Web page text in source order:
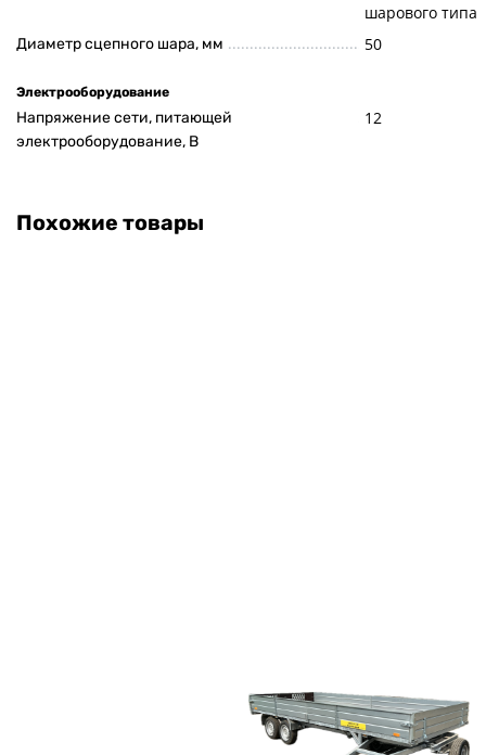
шарового типа
Диаметр сцепного шара, мм 50
Электрооборудование
Напряжение сети, питающей
электрооборудование, В
12
Похожие товары